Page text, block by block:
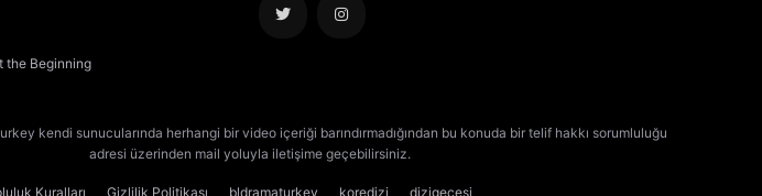
the Beginning
kendi sunucularında herhangi bir video içeriği barındırmadığından bu konuda bir telif hakkı sorumluluğu
adresi üzerinden mail yoluyla iletişime geçebilirsiniz.
Kuralları Gizlilik Politikası bldramaturkey koredizi dizigecesi